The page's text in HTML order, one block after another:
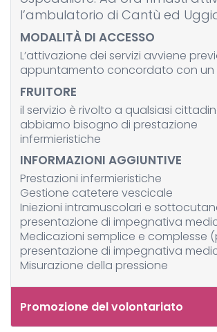
l’ambulatorio di Cantù ed
MODALITÀ DI ACCESSO
L’attivazione dei servizi avviene
appuntamento concordato con un
FRUITORE
il servizio è rivolto a qualsiasi
abbiamo bisogno di prestazione
infermieristiche
INFORMAZIONI AGGIUNTIVE
Prestazioni infermieristiche
Gestione catetere vescicale
Iniezioni intramuscolari e
presentazione di impegnativa
Medicazioni semplice e complesse
presentazione di impegnativa
Misurazione della pressione
Promozione del volontariato